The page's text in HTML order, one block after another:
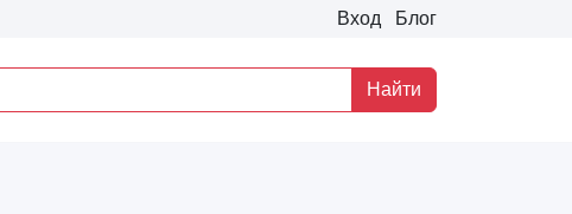
Вход Блог
Найти